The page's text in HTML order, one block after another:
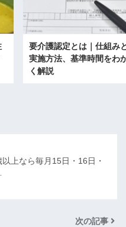
要介護認定とは｜仕組み
実施方法、基準時間をわ
く解説
上なら毎月15日・16日・
次の記事